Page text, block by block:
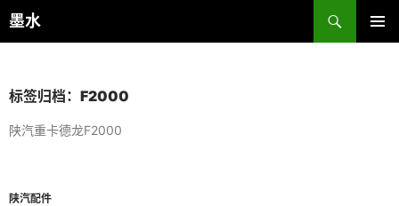
跳
至
墨水
搜
索
标签归档：F2000
陕汽重卡德龙F2000
陕汽配件